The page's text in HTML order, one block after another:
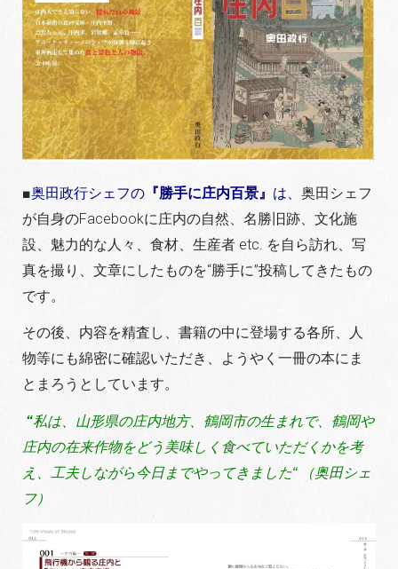
■奥田政行シェフの 『勝手に庄内百景』 は、 奥田シェフ
が自身のFacebookに庄内の自然、名勝旧跡、文化施
設、魅力的な人々、食材、生産者 etc. を自ら訪れ、写
真を撮り、文章にしたものを“勝手に”投稿してきたもの
です。
その後、内容を精査し、書籍の中に登場する各所、人
物等にも綿密に確認いただき、ようやく一冊の本にま
とまろうとしています。
“私は、山形県の庄内地方、鶴岡市の生まれで、鶴岡や
庄内の在来作物をどう美味しく食べていただくかを考
え、工夫しながら今日までやってきました“ （奥田シェ
フ）